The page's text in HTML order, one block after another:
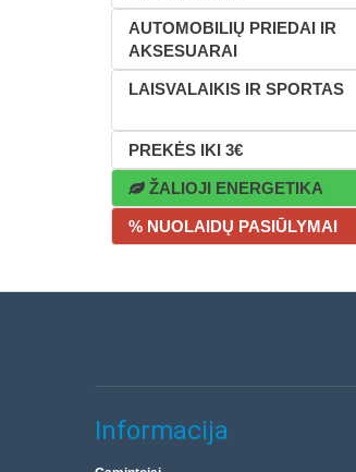
AUTOMOBILIŲ PRIEDAI IR
AKSESUARAI
LAISVALAIKIS IR SPORTAS
PREKĖS IKI 3€
ŽALIOJI ENERGETIKA
% NUOLAIDŲ PASIŪLYMAI
Informacija